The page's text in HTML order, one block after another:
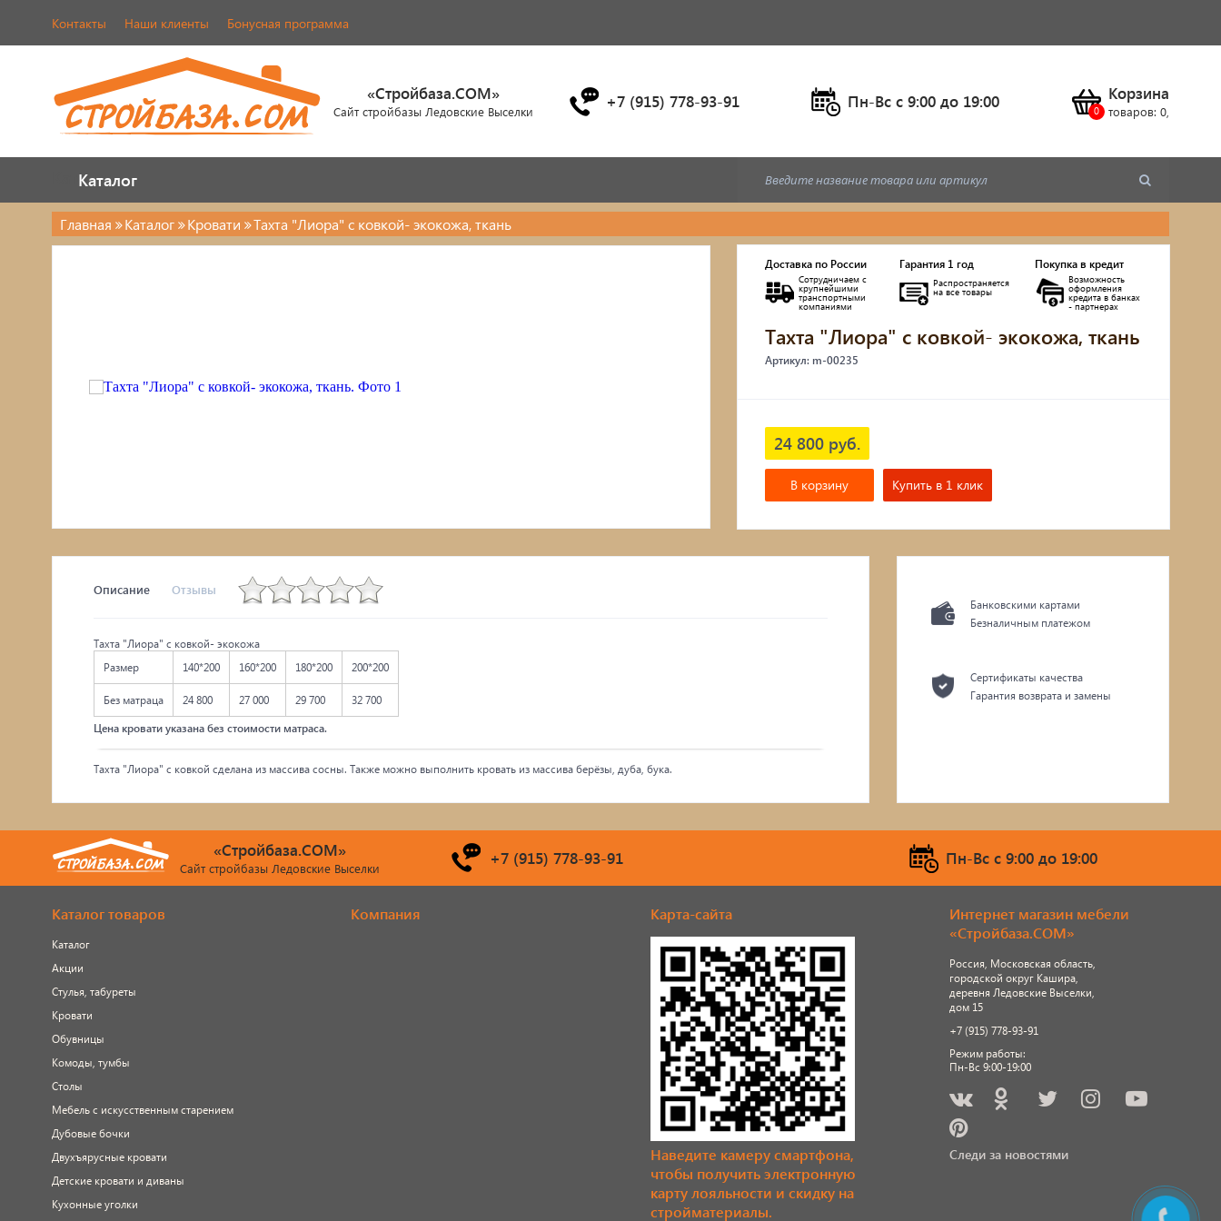
Контакты Наши клиенты Бонусная программа
«Стройбаза.COM»
Сайт стройбазы Ледовские Выселки +7 (915) 778-93-91 Пн-Вс c 9:00 до 19:00 Корзина
товаров: 0,
Каталог
Каталог
Каталог
Обувницы
Дубовые бочки
Двухъярусные кровати
Детские кровати и диваны
Главная Каталог Кровати Тахта "Лиора" с ковкой- экокожа, ткань
Доставка по России
Сотрудничаем с
крупнейшими
транспортными
компаниями
Гарантия 1 год
Распространяется
на все товары
Покупка в кредит
Возможность
оформления
кредита в банках
- партнерах
Тахта "Лиора" с ковкой- экокожа, ткань
Артикул: m-00235
24 800 руб.
В корзину Купить в 1 клик
Описание Отзывы
Тахта "Лиора" с ковкой- экокожа
Размер
140*200 160*200 180*200 200*200
Без матраца 24 800 27 000 29 700 32 700
Цена кровати указана без стоимости матраса.
Тахта "Лиора" с ковкой сделана из массива сосны. Также можно выполнить кровать из массива берёзы, дуба, бука.
Банковскими картами
Безналичным платежом
Сертификаты качества
Гарантия возврата и замены
«Стройбаза.COM»
Сайт стройбазы Ледовские Выселки +7 (915) 778-93-91 Пн-Вс c 9:00 до 19:00
Каталог товаров
Каталог
Акции
Стулья, табуреты
Кровати
Обувницы
Комоды, тумбы
Столы
Мебель с искусственным старением
Дубовые бочки
Двухъярусные кровати
Детские кровати и диваны
Кухонные уголки
Компания Карта-сайта
Наведите камеру смартфона,
чтобы получить электронную
карту лояльности и скидку на
стройматериалы.
Интернет магазин мебели
«Стройбаза.COM»
Россия, Московская область,
городской округ Кашира,
деревня Ледовские Выселки,
дом 15
+7 (915) 778-93-91
Режим работы:
Пн-Вс 9:00-19:00
Следи за новостями